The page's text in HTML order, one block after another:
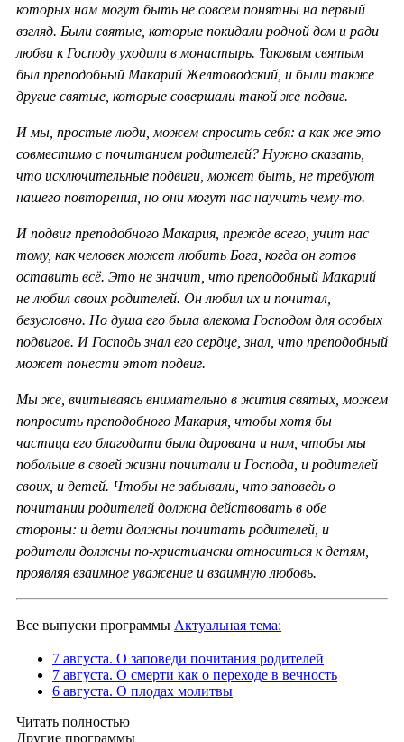
которых нам могут быть не совсем понятны на первый
взгляд. Были святые, которые покидали родной дом и ради
любви к Господу уходили в монастырь. Таковым святым
был преподобный Макарий Желтоводский, и были также
другие святые, которые совершали такой же подвиг.
И мы, простые люди, можем спросить себя: а как же это
совместимо с почитанием родителей? Нужно сказать,
что исключительные подвиги, может быть, не требуют
нашего повторения, но они могут нас научить чему-то.
И подвиг преподобного Макария, прежде всего, учит нас
тому, как человек может любить Бога, когда он готов
оставить всё. Это не значит, что преподобный Макарий
не любил своих родителей. Он любил их и почитал,
безусловно. Но душа его была влекома Господом для особых
подвигов. И Господь знал его сердце, знал, что преподобный
может понести этот подвиг.
Мы же, вчитываясь внимательно в жития святых, можем
попросить преподобного Макария, чтобы хотя бы
частица его благодати была дарована и нам, чтобы мы
побольше в своей жизни почитали и Господа, и родителей
своих, и детей. Чтобы не забывали, что заповедь о
почитании родителей должна действовать в обе
стороны: и дети должны почитать родителей, и
родители должны по-христиански относиться к детям,
проявляя взаимное уважение и взаимную любовь.
Все выпуски программы Актуальная тема:
7 августа. О заповеди почитания родителей
7 августа. О смерти как о переходе в вечность
6 августа. О плодах молитвы
Читать полностью
Другие программы